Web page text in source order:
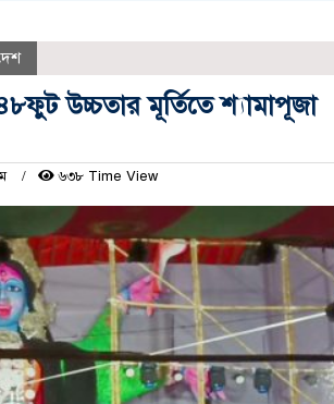
উচ্চতার মূর্তিতে শ্যামাপূজা
৬৩৮ Time View